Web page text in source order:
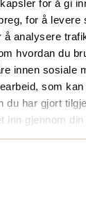
for å gi
for å levere
å analysere
hvordan du
innen sosiale
som
du har gjort
inn gjennom
vi ut vårt gratis